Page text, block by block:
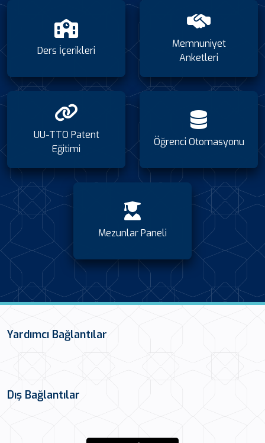
Ders İçerikleri
Memnuniyet
Anketleri
UU-TTO Patent
Eğitimi
Öğrenci Otomasyonu
Mezunlar Paneli
Yardımcı Bağlantılar
Dış Bağlantılar